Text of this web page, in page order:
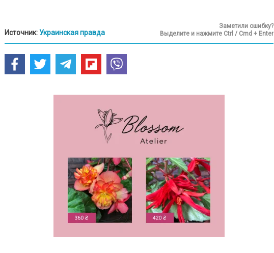
Источник: Украинская правда
Заметили ошибку?
Выделите и нажмите Ctrl / Cmd + Enter